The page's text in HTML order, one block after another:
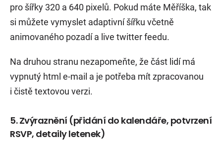
pro šířky 320 a 640 pixelů. Pokud máte Měříška, tak
si můžete vymyslet adaptivní šířku včetně
animovaného pozadí a live twitter feedu.
Na druhou stranu nezapomeňte, že část lidí má
vypnutý html e-mail a je potřeba mít zpracovanou
i čistě textovou verzi.
5. Zvýraznění (přidání do kalendáře, potvrzení
RSVP, detaily letenek)